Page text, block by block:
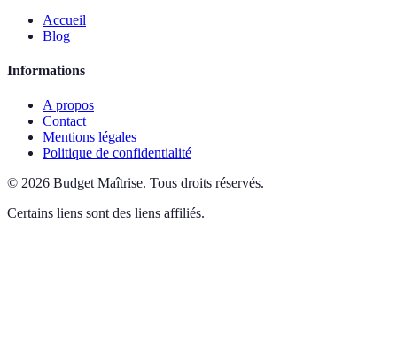
Accueil
Blog
Informations
A propos
Contact
Mentions légales
Politique de confidentialité
© 2026 Budget Maîtrise. Tous droits réservés.
Certains liens sont des liens affiliés.